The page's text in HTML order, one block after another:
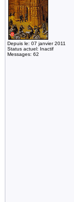
Depuis le: 07 janvier 2011
Status actuel: Inactif
Messages: 62